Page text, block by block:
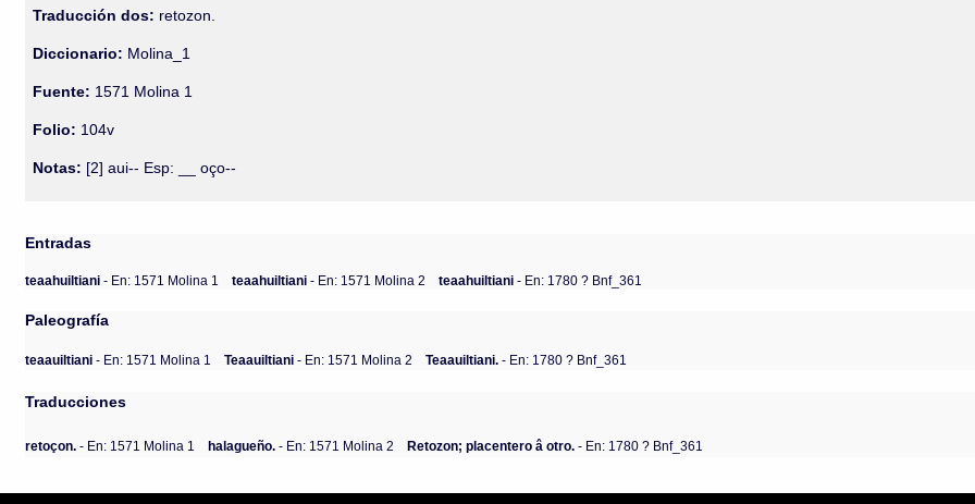
Traducción dos: retozon.
Diccionario: Molina_1
Fuente: 1571 Molina 1
Folio: 104v
Notas: [2] aui-- Esp: __ oço--
Entradas
teaahuiltiani- En: 1571 Molina 1 teaahuiltiani- En: 1571 Molina 2 teaahuiltiani- En: 1780 ? Bnf_361
Paleografía
teaauiltiani - En: 1571 Molina 1 Teaauiltiani - En: 1571 Molina 2 Teaauiltiani. - En: 1780 ? Bnf_361
Traducciones
retoçon. - En: 1571 Molina 1 halagueño. - En: 1571 Molina 2 Retozon; placentero â otro. - En: 1780 ? Bnf_361